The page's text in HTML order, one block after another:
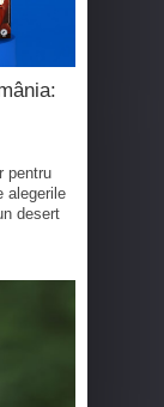
pentru
alegerile
desert